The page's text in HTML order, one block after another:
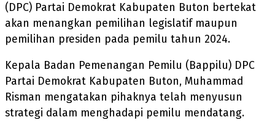
(DPC) Partai Demokrat Kabupaten Buton bertekat
akan menangkan pemilihan legislatif maupun
pemilihan presiden pada pemilu tahun 2024.
Kepala Badan Pemenangan Pemilu (Bappilu) DPC
Partai Demokrat Kabupaten Buton, Muhammad
Risman mengatakan pihaknya telah menyusun
strategi dalam menghadapi pemilu mendatang.